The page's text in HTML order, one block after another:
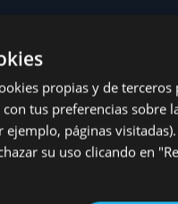
propias y de
tus preferencias sobre
páginas
su uso clicando en